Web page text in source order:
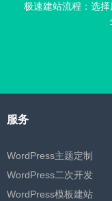
极速建站流程：选
服务
WordPress主题定制
WordPress二次开发
WordPress模板建站